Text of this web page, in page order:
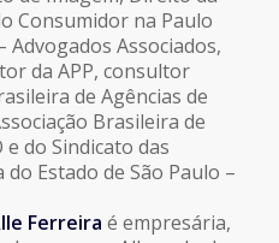
Consumidor na Paulo
Advogados Associados,
da APP, consultor
de Agências de
Brasileira de
e do Sindicato das
Estado de São Paulo –
Ferreira é empresária,